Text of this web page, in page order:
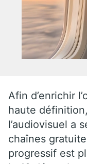
Afin d’enrichir
haute
l’audiovisuel a
chaînes
progressif est